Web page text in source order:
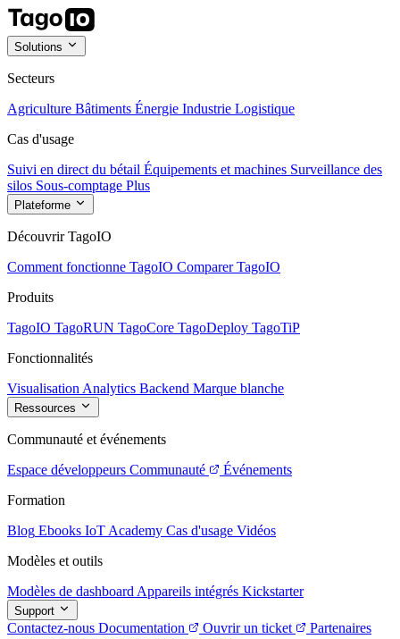
Solutions
Secteurs
Agriculture Bâtiments Énergie Industrie Logistique
Cas d'usage
Suivi en direct du bétail Équipements et machines Surveillance des
silos Sous-comptage Plus
Plateforme
Découvrir TagoIO
Comment fonctionne TagoIO Comparer TagoIO
Produits
TagoIO TagoRUN TagoCore TagoDeploy TagoTiP
Fonctionnalités
Visualisation Analytics Backend Marque blanche
Ressources
Communauté et événements
Espace développeurs Communauté
Événements
Formation
Blog Ebooks IoT Academy Cas d'usage Vidéos
Modèles et outils
Modèles de dashboard Appareils intégrés Kickstarter
Support
Contactez-nous Documentation Ouvrir un ticket
Partenaires